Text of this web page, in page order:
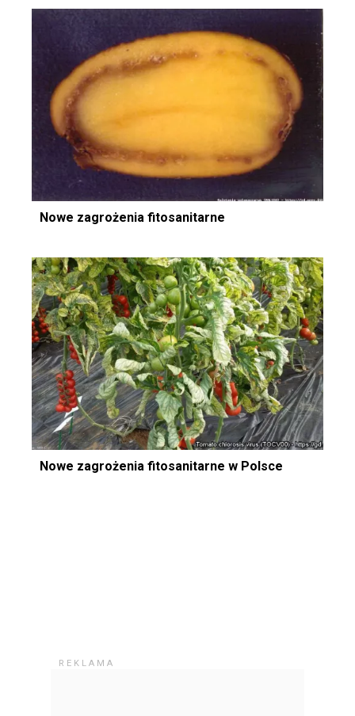
Nowe zagrożenia fitosanitarne
Nowe zagrożenia fitosanitarne w Polsce